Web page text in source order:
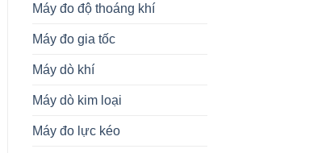
Máy đo độ thoáng khí
Máy đo gia tốc
Máy dò khí
Máy dò kim loại
Máy đo lực kéo